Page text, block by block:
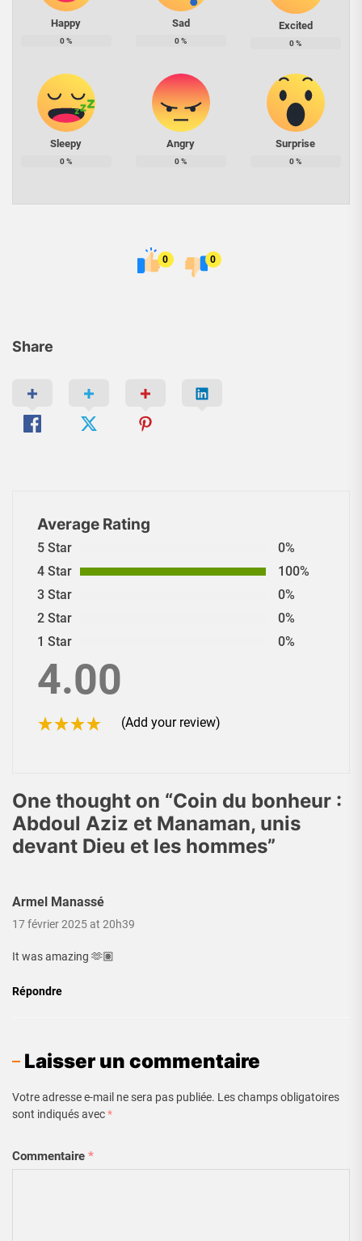
Share
Happy
0%
Sad
0%
Excited
0%
Sleepy
0%
Angry
0%
Surprise
0%
0 0
Average Rating
5 Star
0%
4 Star
100%
3 Star
0%
2 Star
0%
1 Star
0%
4.00
(Add your review)
One thought on “Coin du bonheur :
Abdoul Aziz et Manaman, unis
devant Dieu et les hommes”
Armel Manassé
17 février 2025 at 20h39
It was amazing 🫶🏽
Répondre
Laisser un commentaire
Votre adresse e-mail ne sera pas publiée. Les champs obligatoires
sont indiqués avec*
Commentaire *